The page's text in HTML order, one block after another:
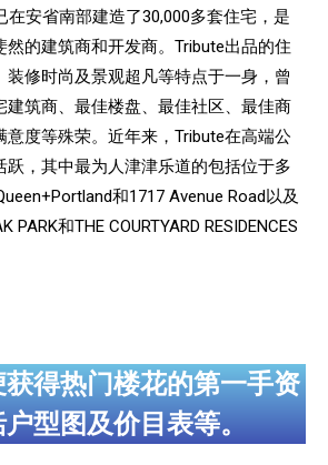
在安省南部建造了30,000多套住宅，是
的建筑商和开发商。Tribute出品的住
修时尚及景观超凡等特点于一身，曾
建筑商、最佳楼盘、最佳社区、最佳商
度等殊荣。近年来，Tribute在高端公
跃，其中最为人津津乐道的包括位于多
和1717 Avenue Road以及
PARK和THE COURTYARD RESIDENCES
得热门楼花的第一手资
型图及价目表等。